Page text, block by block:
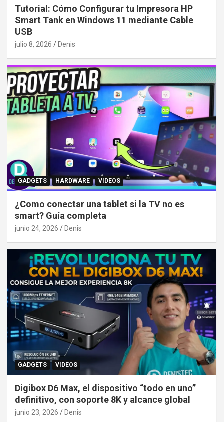
Tutorial: Cómo Configurar tu Impresora HP
Smart Tank en Windows 11 mediante Cable
USB
julio 8, 2026 Denis
GADGETS HARDWARE VIDEOS
¿Como conectar una tablet si la TV no es
smart? Guía completa
junio 24, 2026 Denis
GADGETS VIDEOS
Digibox D6 Max, el dispositivo “todo en uno”
definitivo, con soporte 8K y alcance global
junio 23, 2026 Denis